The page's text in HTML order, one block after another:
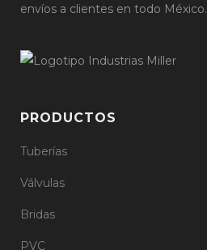
envíos a clientes en todo México.
PRODUCTOS
Tuberías
Válvulas
Bridas
PVC